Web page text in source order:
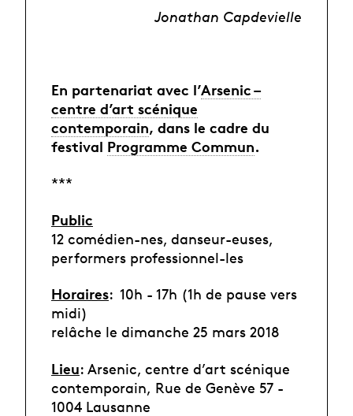
Jonathan Capdevielle
En partenariat avec l’Arsenic –
centre d’art scénique
contemporain, dans le cadre du
festival Programme Commun.
***
Public
12 comédien-nes, danseur-euses,
performers professionnel-les
Horaires: 10h - 17h (1h de pause vers
midi)
relâche le dimanche 25 mars 2018
Lieu: Arsenic, centre d’art scénique
contemporain, Rue de Genève 57 -
1004 Lausanne